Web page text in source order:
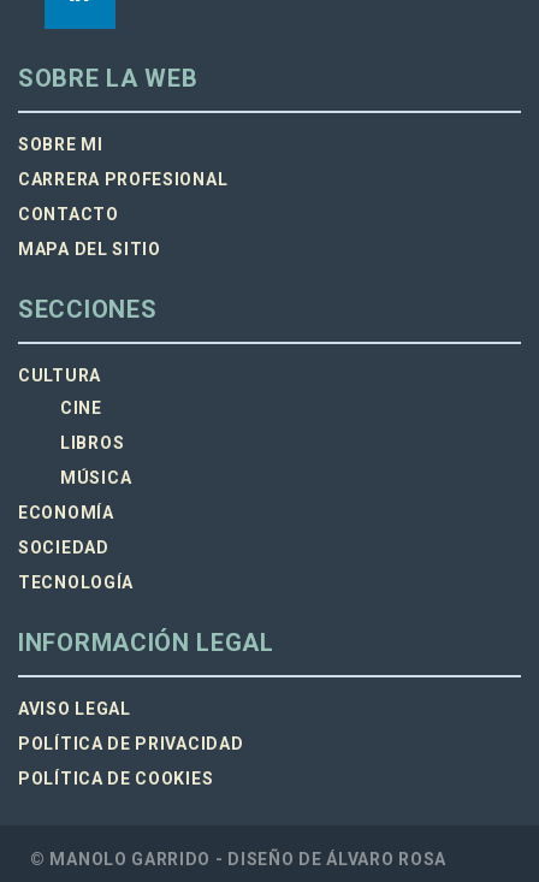
SOBRE LA WEB
SOBRE MI
CARRERA PROFESIONAL
CONTACTO
MAPA DEL SITIO
SECCIONES
CULTURA
CINE
LIBROS
MÚSICA
ECONOMÍA
SOCIEDAD
TECNOLOGÍA
INFORMACIÓN LEGAL
AVISO LEGAL
POLÍTICA DE PRIVACIDAD
POLÍTICA DE COOKIES
© MANOLO GARRIDO - DISEÑO DEÁLVARO ROSA